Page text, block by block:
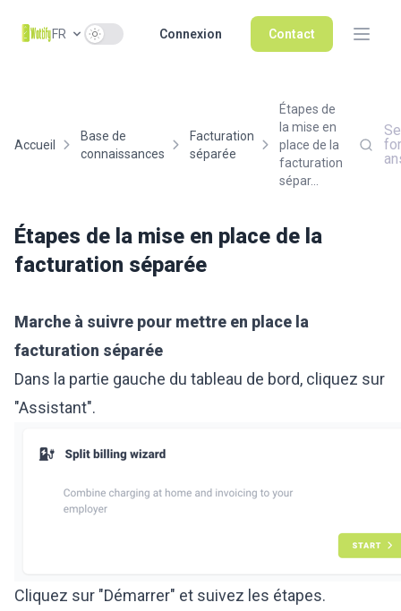
FR Use setting Connexion Contact
Accueil
Base de
connaissances
Facturation
séparée
Étapes de
la mise en
place de la
facturation
sépar...
for
Étapes de la mise en place de la
facturation séparée
Marche à suivre pour mettre en place la
facturation séparée
Dans la partie gauche du tableau de bord, cliquez sur
"Assistant".
Cliquez sur "Démarrer" et suivez les étapes.